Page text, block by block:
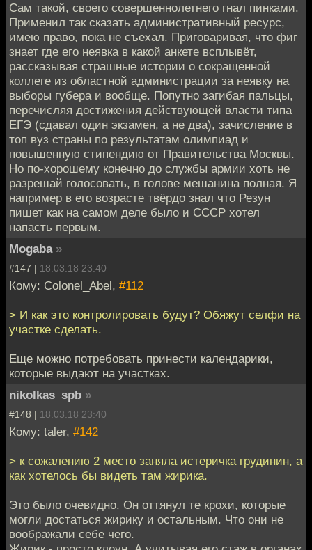
Сам такой, своего совершеннолетнего гнал пинками.
Применил так сказать административный ресурс,
имею право, пока не съехал. Приговаривая, что фиг
знает где его неявка в какой анкете всплывёт,
рассказывая страшные истории о сокращенной
коллеге из областной администрации за неявку на
выборы губера и вообще. Попутно загибая пальцы,
перечисляя достижения действующей власти типа
ЕГЭ (сдавал один экзамен, а не два), зачисление в
топ вуз страны по результатам олимпиад и
повышенную стипендию от Правительства Москвы.
Но по-хорошему конечно до службы армии хоть не
разрешай голосовать, в голове мешанина полная. Я
например в его возрасте твёрдо знал что Резун
пишет как на самом деле было и СССР хотел
напасть первым.
Mogaba »
#147 | 18.03.18 23:40
Кому: Colonel_Abel, #112
> И как это контролировать будут? Обяжут селфи на
участке сделать.
Еще можно потребовать принести календарики,
которые выдают на участках.
nikolkas_spb »
#148 | 18.03.18 23:40
Кому: taler, #142
> к сожалению 2 место заняла истеричка грудинин, а
как хотелось бы видеть там жирика.
Это было очевидно. Он оттянул те крохи, которые
могли достаться жирику и остальным. Что они не
воображали себе чего.